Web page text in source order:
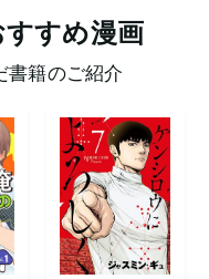
すめ漫画
書籍のご紹介